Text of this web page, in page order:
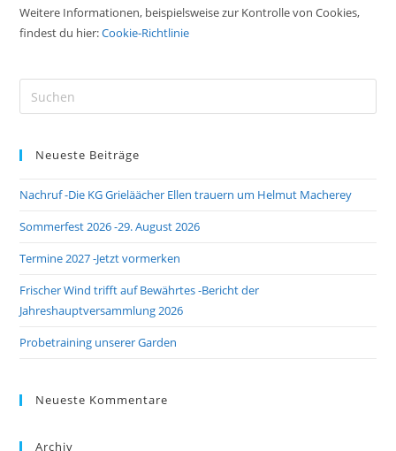
Weitere Informationen, beispielsweise zur Kontrolle von Cookies,
findest du hier:Cookie-Richtlinie
Neueste Beiträge
Nachruf -Die KG Grieläächer Ellen trauern um Helmut Macherey
Sommerfest 2026 -29. August 2026
Termine 2027 -Jetzt vormerken
Frischer Wind trifft auf Bewährtes -Bericht der
Jahreshauptversammlung 2026
Probetraining unserer Garden
Neueste Kommentare
Archiv